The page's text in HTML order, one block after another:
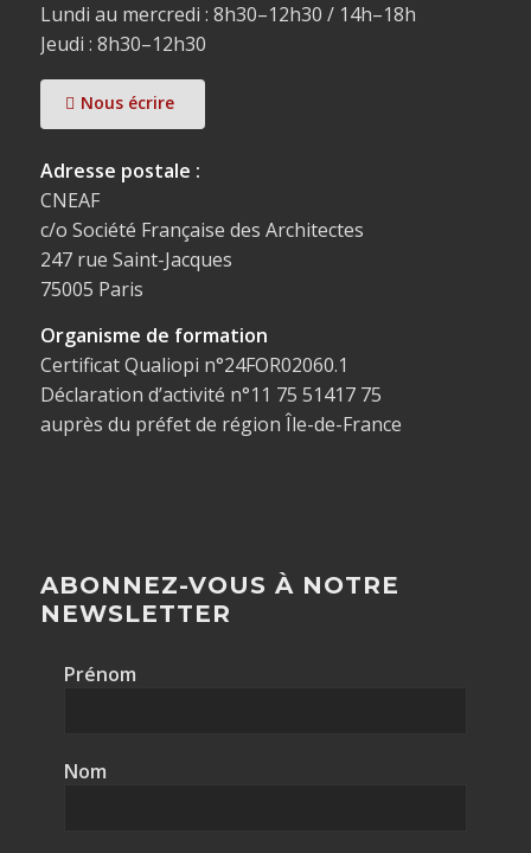
Lundi au mercredi : 8h30–12h30 / 14h–18h
Jeudi : 8h30–12h30
Nous écrire
Adresse postale :
CNEAF
c/o Société Française des Architectes
247 rue Saint-Jacques
75005 Paris
Organisme de formation
Certificat Qualiopi n°24FOR02060.1
Déclaration d’activité n°11 75 51417 75
auprès du préfet de région Île-de-France
ABONNEZ-VOUS À NOTRE
NEWSLETTER
Prénom
Nom